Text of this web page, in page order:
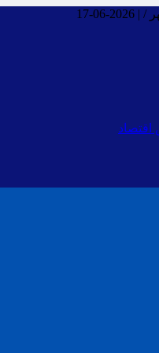
|
2026-06-17